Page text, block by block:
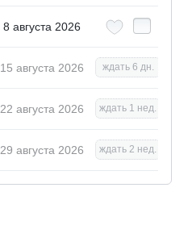
8 августа 2026
15 августа 2026 ждать 6 дн.
22 августа 2026 ждать 1 нед.
29 августа 2026 ждать 2 нед.